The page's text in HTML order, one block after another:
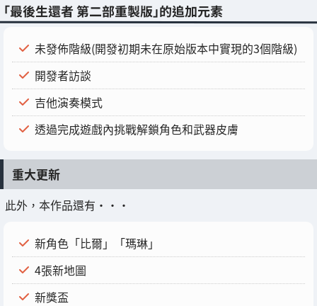
「最後生還者 第二部重製版」的追加元素
未發佈階級(開發初期未在原始版本中實現的3個階級)
開發者訪談
吉他演奏模式
透過完成遊戲內挑戰解鎖角色和武器皮膚
重大更新
此外，本作品還有・・・
新角色「比爾」「瑪琳」
4張新地圖
新獎盃